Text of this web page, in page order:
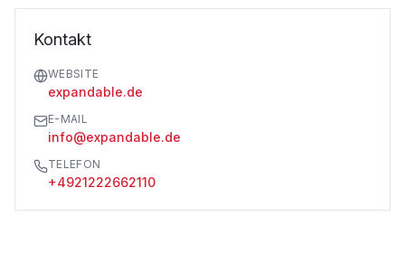
Kontakt
WEBSITE
expandable.de
E-MAIL
info@expandable.de
TELEFON
+4921222662110